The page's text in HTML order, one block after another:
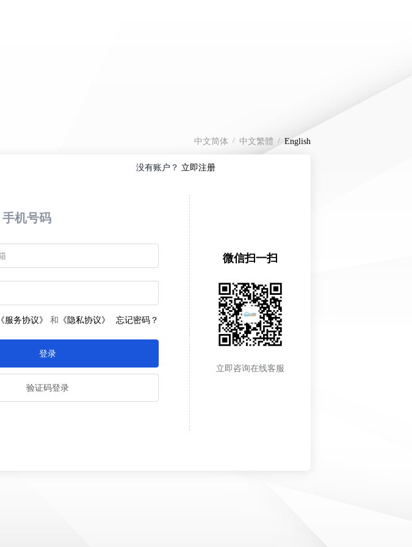
中文简体 中文繁體 English
没有账户？ 立即注册
手机号码
《服务协议》 和 《隐私协议》 忘记密码？
登录
验证码登录
微信扫一扫
立即咨询在线客服